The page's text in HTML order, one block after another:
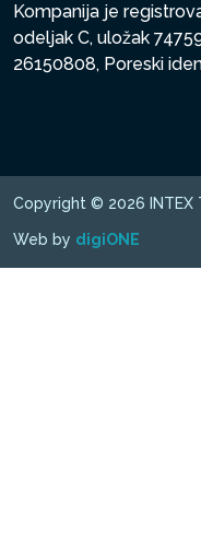
Kompanija je
odeljak C, uložak
26150808, Poreski
Copyright © 2026 INTEX
Web by digiONE